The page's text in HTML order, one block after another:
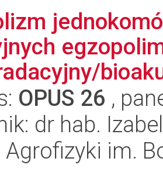
OPUS 26 ,
dr hab.
im.